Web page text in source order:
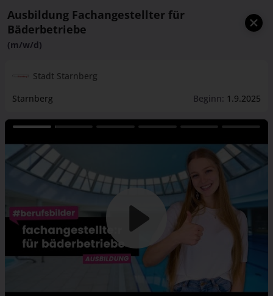
Ausbildung Fachangestellter für
Bäderbetriebe
(m/w/d)
Stadt Starnberg
Starnberg
Beginn: 1.9.2025